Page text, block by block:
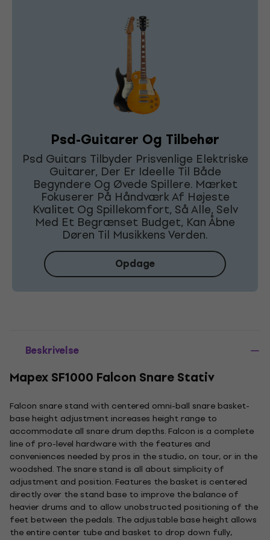
Psd-Guitarer Og Tilbehør
Psd Guitars Tilbyder Prisvenlige Elektriske
Guitarer, Der Er Ideelle Til Både
Begyndere Og Øvede Spillere. Mærket
Fokuserer På Håndværk Af Højeste
Kvalitet Og Spillekomfort, Så Alle, Selv
Med Et Begrænset Budget, Kan Åbne
Døren Til Musikkens Verden.
Opdage
Beskrivelse
Mapex SF1000 Falcon Snare Stativ
Falcon snare stand with centered omni-ball snare basket-
base height adjustment increases height range to
accommodate all snare drum depths. Falcon is a complete
line of pro-level hardware with the features and
conveniences needed by pros in the studio, on tour, or in the
woodshed. The snare stand is all about simplicity of
adjustment and position. Features the basket is centered
directly over the stand base to improve the balance of
heavier drums and to allow unobstructed positioning of the
feet between the pedals. The adjustable base height allows
the entire center tube and basket to drop down fully,